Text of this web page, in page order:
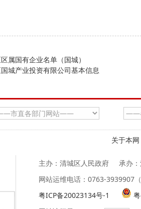
属国有企业名单（国城）
城产业投资有限公司基本信息
关于本网
主办：清城区人民政府
承办
网站运维电话：0763-3939907
粤ICP备20023134号-1